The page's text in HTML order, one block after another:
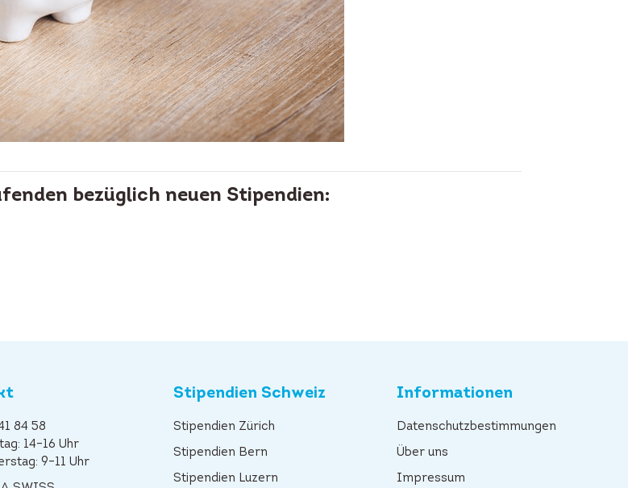
bezüglich neuen Stipendien:
84 58
14–16 Uhr
9–11 Uhr
Stipendien Schweiz
Stipendien Zürich
Stipendien Bern
Stipendien Luzern
Informationen
Datenschutzbestimmungen
Über uns
Impressum